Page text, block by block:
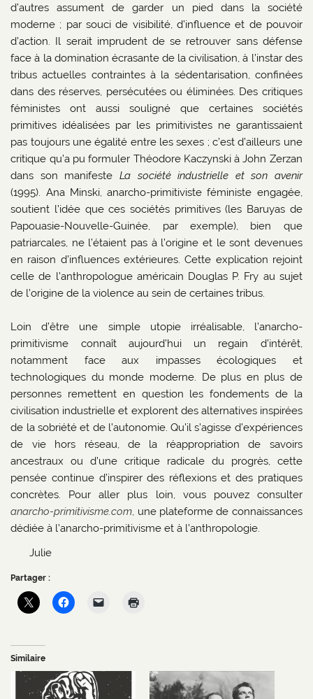
d’autres assument de garder un pied dans la société
moderne ; par souci de visibilité, d’influence et de pouvoir
d’action. Il serait imprudent de se retrouver sans défense
face à la domination écrasante de la civilisation, à l’instar des
tribus actuelles contraintes à la sédentarisation, confinées
dans des réserves, persécutées ou éliminées. Des critiques
féministes ont aussi souligné que certaines sociétés
primitives idéalisées par les primitivistes ne garantissaient
pas toujours une égalité entre les sexes ; c’est d’ailleurs une
critique qu’a pu formuler Théodore Kaczynski à John Zerzan
dans son manifeste La société industrielle et son avenir
(1995). Ana Minski, anarcho-primitiviste féministe engagée,
soutient l’idée que ces sociétés primitives (les Baruyas de
Papouasie-Nouvelle-Guinée, par exemple), bien que
patriarcales, ne l’étaient pas à l’origine et le sont devenues
en raison d’influences extérieures. Cette explication rejoint
celle de l’anthropologue américain Douglas P. Fry au sujet
de l’origine de la violence au sein de certaines tribus.
Loin d’être une simple utopie irréalisable, l’anarcho-
primitivisme connaît aujourd’hui un regain d’intérêt,
notamment face aux impasses écologiques et
technologiques du monde moderne. De plus en plus de
personnes remettent en question les fondements de la
civilisation industrielle et explorent des alternatives inspirées
de la sobriété et de l’autonomie. Qu’il s’agisse d’expériences
de vie hors réseau, de la réappropriation de savoirs
ancestraux ou d’une critique radicale du progrès, cette
pensée continue d’inspirer des réflexions et des pratiques
concrètes. Pour aller plus loin, vous pouvez consulter
anarcho-primitivisme.com , une plateforme de connaissances
dédiée à l’anarcho-primitivisme et à l’anthropologie.
Julie
Partager :
Similaire